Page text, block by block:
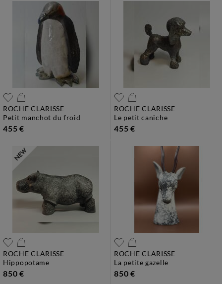
ROCHE CLARISSE
petit manchot du froid
455 €
ROCHE CLARISSE
le petit caniche
455 €
ROCHE CLARISSE
hippopotame
850 €
ROCHE CLARISSE
la petite gazelle
850 €